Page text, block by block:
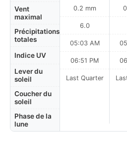
Vent
maximal
Précipitations
totales
Indice UV
Lever du
soleil
Coucher du
soleil
Phase de la
lune
0.2 mm
6.0
05:03 AM
06:51 PM
Last Quarter